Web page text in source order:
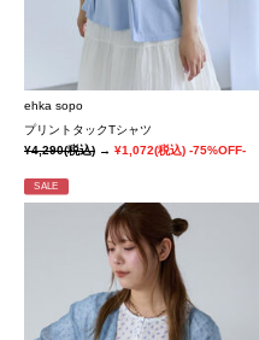
ehka sopo
プリントタックTシャツ
¥4,290(税込) → ¥1,072(税込) -75%OFF-
SALE